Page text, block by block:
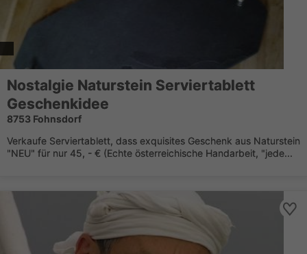
Nostalgie Naturstein Serviertablett
Geschenkidee
8753 Fohnsdorf
Verkaufe Serviertablett, dass exquisites Geschenk aus Naturstein
"NEU" für nur 45, - € (Echte österreichische Handarbeit, "jede...